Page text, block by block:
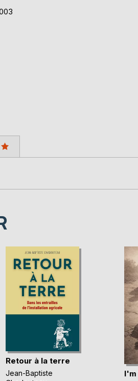
Retour à la terre
Jean-Baptiste
I'm